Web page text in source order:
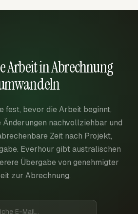
Arbeit in Abrechnung
fest, bevor die Arbeit beginnt,
Änderungen nachvollziehbar und
Zeit nach Projekt,
Everhour gibt australischen
Übergabe von genehmigter
zur Abrechnung.